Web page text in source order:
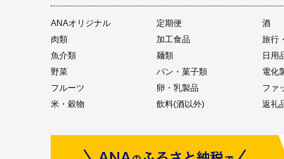
ANAオリジナル 定期便
酒
肉類
加工食品
旅行
魚介類
麺類
日用
野菜
パン・菓子類
電化
フルーツ
卵・乳製品
ファ
米・穀物
飲料(酒以外) 返礼